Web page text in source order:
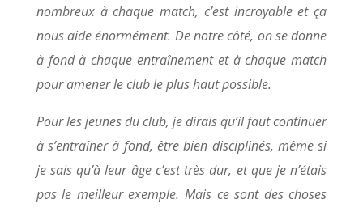
nombreux à chaque match, c’est incroyable et ça
nous aide énormément. De notre côté, on se donne
à fond à chaque entraînement et à chaque match
pour amener le club le plus haut possible.
Pour les jeunes du club, je dirais qu’il faut continuer
à s’entraîner à fond, être bien disciplinés, même si
je sais qu’à leur âge c’est très dur, et que je n’étais
pas le meilleur exemple. Mais ce sont des choses